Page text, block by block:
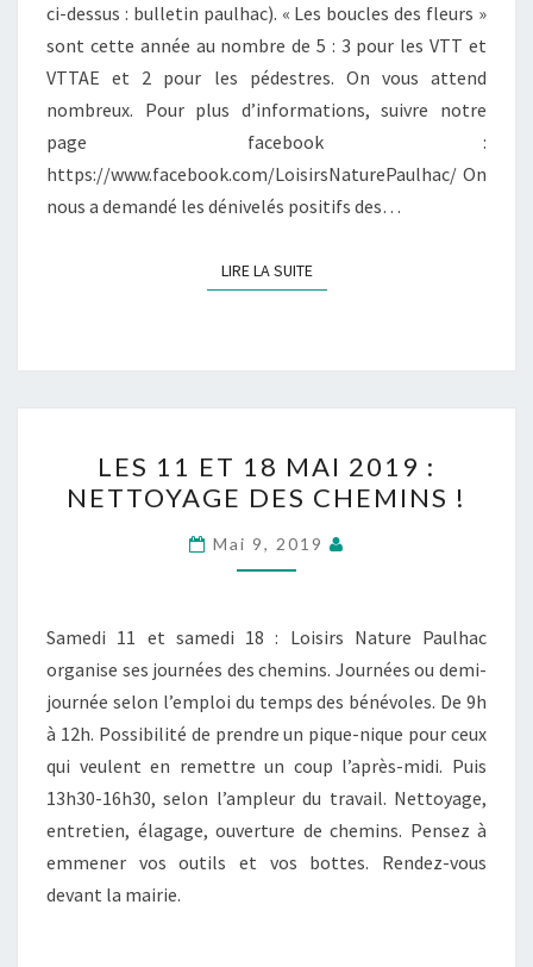
ci-dessus : bulletin paulhac). « Les boucles des fleurs »
sont cette année au nombre de 5 : 3 pour les VTT et
VTTAE et 2 pour les pédestres. On vous attend
nombreux. Pour plus d’informations, suivre notre
page facebook :
https://www.facebook.com/LoisirsNaturePaulhac/ On
nous a demandé les dénivelés positifs des…
LIRE LA SUITELIRE LA SUITE
11
ET
18
MAI
NETTOYAGE
DES
CHEMINS
!
LES 11 ET 18 MAI 2019 :
NETTOYAGE DES CHEMINS !
Mai 9, 2019
Samedi 11 et samedi 18 : Loisirs Nature Paulhac
organise ses journées des chemins. Journées ou demi-
journée selon l’emploi du temps des bénévoles. De 9h
à 12h. Possibilité de prendre un pique-nique pour ceux
qui veulent en remettre un coup l’après-midi. Puis
13h30-16h30, selon l’ampleur du travail. Nettoyage,
entretien, élagage, ouverture de chemins. Pensez à
emmener vos outils et vos bottes. Rendez-vous
devant la mairie.